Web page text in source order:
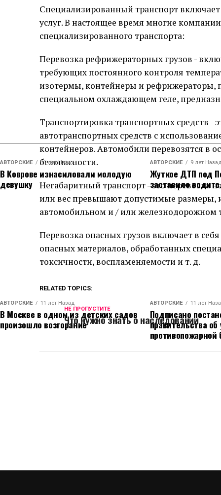
Специализированный транспорт
услуг. В настоящее время многие
специализированного транспорта:
Перевозка рефрижераторных грузов -
требующих постоянного контроля
изотермы, контейнеры и рефрижераторы,
специальном охлаждающем геле,
Транспортировка транспортных средств -
автотранспортных средств с
контейнеров. Автомобили перевозятся в
безопасности.
Негабаритный транспорт - это перевозка
или вес превышают допустимые размеры,
автомобильном и / или железнодорожном
Перевозка опасных грузов включает в
опасных материалов, обработанных
токсичности, воспламеняемости и т. д.
RELATED TOPICS:
НЕ ПРОПУСТИТЕ
Что нужно знать о наследовании
АВТОРСКИЕ 11 лет Назад
В Коврове изнасиловали молодую
девушку
АВТОРСКИЕ 9 лет Назад
Жуткое ДТП под
заставило
АВТОРСКИЕ 11 лет Назад
В Москве в одном из детских садов
произошло возгорание
АВТОРСКИЕ 11 лет
Подписано
правительства
противопожарной